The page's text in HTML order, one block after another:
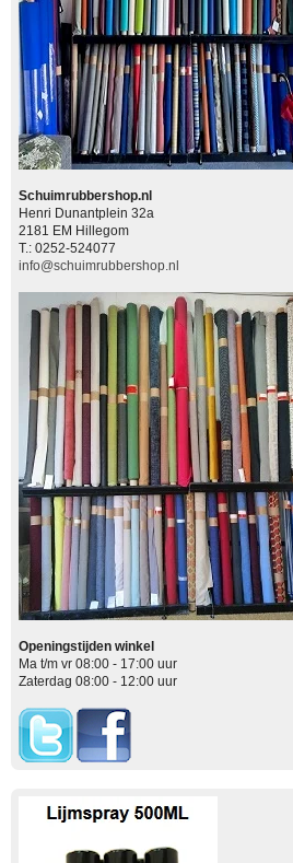
Schuimrubbershop.nl
Henri Dunantplein 32a
2181 EM Hillegom
T.: 0252-524077
info@schuimrubbershop.nl
Openingstijden winkel
Ma t/m vr 08:00 - 17:00 uur
Zaterdag 08:00 - 12:00 uur